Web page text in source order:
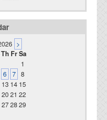
>
Th FrSa
1
6 7 8
13 14 15
2021 22
272829